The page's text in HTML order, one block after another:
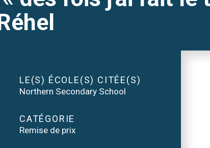
LE(S) ÉCOLE(S) CITÉE(S)
Northern Secondary School
CATÉGORIE
Remise de prix